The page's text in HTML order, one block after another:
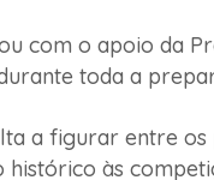
com o apoio da
toda a
a figurar entre
às